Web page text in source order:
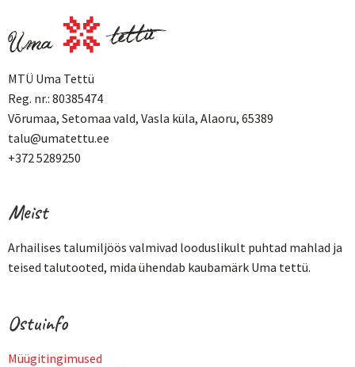
MTÜ Uma Tettü
Reg. nr.: 80385474
Võrumaa, Setomaa vald, Vasla küla, Alaoru, 65389
talu@umatettu.ee
+372 5289250
Meist
Arhailises talumiljöös valmivad looduslikult puhtad mahlad ja
teised talutooted, mida ühendab kaubamärk Uma tettü.
Ostuinfo
Müügitingimused